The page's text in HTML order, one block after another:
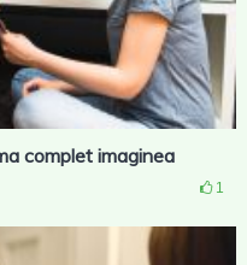
complet imaginea
1